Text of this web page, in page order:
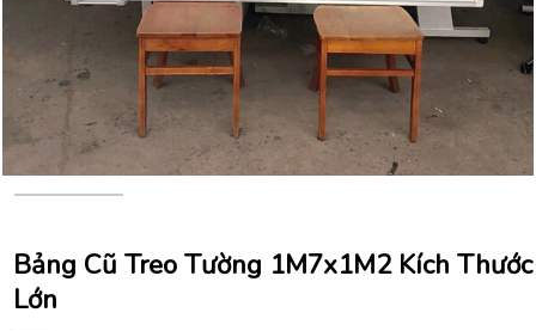
Bảng Cũ Treo Tường 1M7x1M2 Kích Thước
Lớn